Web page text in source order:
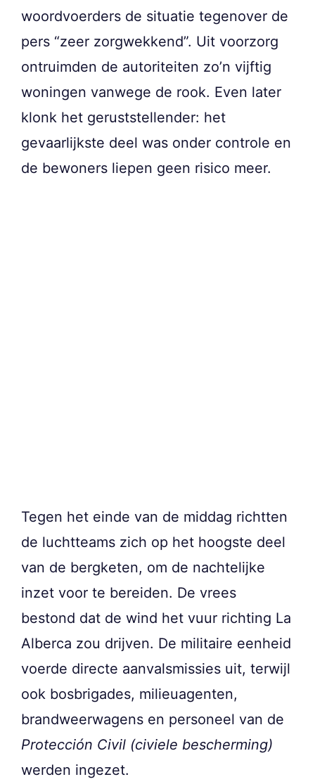
woordvoerders de situatie tegenover de
pers “zeer zorgwekkend”. Uit voorzorg
ontruimden de autoriteiten zo’n vijftig
woningen vanwege de rook. Even later
klonk het geruststellender: het
gevaarlijkste deel was onder controle en
de bewoners liepen geen risico meer.
Tegen het einde van de middag richtten
de luchtteams zich op het hoogste deel
van de bergketen, om de nachtelijke
inzet voor te bereiden. De vrees
bestond dat de wind het vuur richting La
Alberca zou drijven. De militaire eenheid
voerde directe aanvalsmissies uit, terwijl
ook bosbrigades, milieuagenten,
brandweerwagens en personeel van de
Protección Civil (civiele bescherming)
werden ingezet.